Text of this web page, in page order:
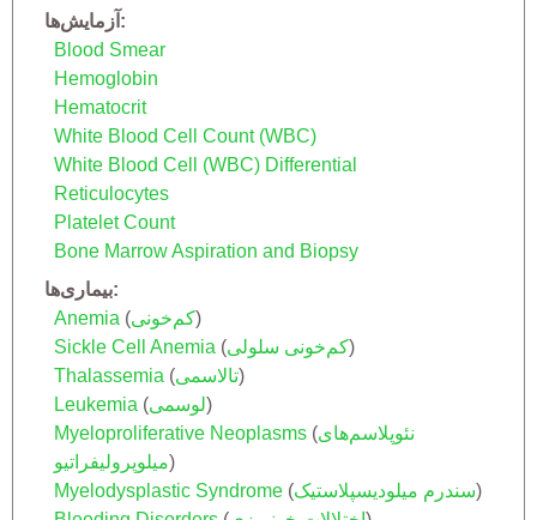
آزمایش‌ها
Blood Smear
Hemoglobin
Hematocrit
White Blood Cell Count (WBC)
White Blood Cell (WBC) Differential
Reticulocytes
Platelet Count
Bone Marrow Aspiration and Biopsy
بیماری‌ها
Anemia (کم‌خونی)
Sickle Cell Anemia (کم‌خونی سلولی)
Thalassemia (تالاسمی)
Leukemia (لوسمی)
Myeloproliferative Neoplasms (نئوپلاسم‌های
میلوپرولیفراتیو)
Myelodysplastic Syndrome (سندرم میلودیسپلاستیک)